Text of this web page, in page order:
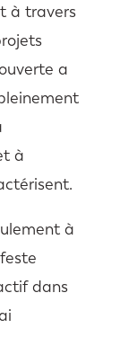
à travers
a
à
à
dans